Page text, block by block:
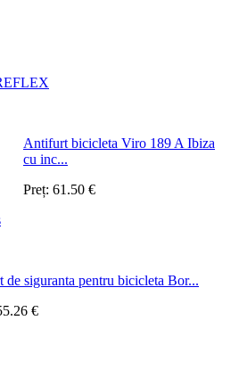
Antifurt bicicleta Viro 189 A Ibiza
cu inc...
Preț: 61.50 €
de siguranta pentru bicicleta Bor...
€